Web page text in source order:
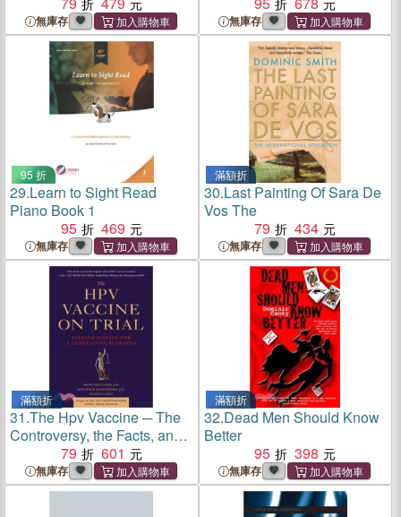
無庫存 無庫存
95 折
29.Learn to Sight Read
Piano Book 1
95
469
無庫存
滿額折
30.Last Painting Of Sara De
Vos The
79
434
無庫存
滿額折
31.The Hpv Vaccine ─ The
Controversy, the Facts, and
the Untold Dangers of Mass
Vaccination
79 601
無庫存
滿額折
32.Dead Men Should Know
Better
95
398
無庫存